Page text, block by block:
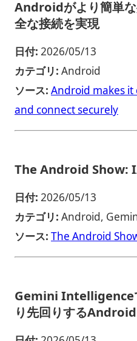
Androidがより簡単
全な接続を実現
日付: 2026/05/13
カテゴリ: Android
ソース: Android makes it
and connect securely
The Android Show:
日付: 2026/05/13
カテゴリ: Android,
ソース: The Android
Gemini Intelligence
り先回りするAndroid